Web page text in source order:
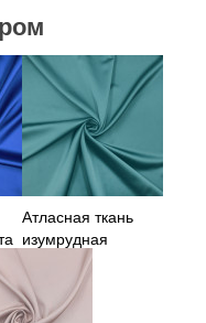
Атласная ткань
изумрудная